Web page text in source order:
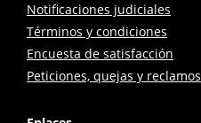
Notificaciones judiciales
Términos y condiciones
Encuesta de satisfacción
Peticiones, quejas y reclamos